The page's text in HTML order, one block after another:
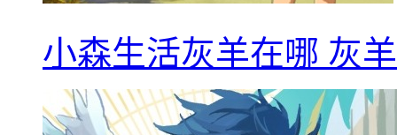
小森生活灰羊在哪 灰